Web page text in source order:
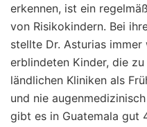
erkennen, ist ein
von Risikokindern. Bei
stellte Dr. Asturias immer
erblindeten Kinder, die
ländlichen Kliniken als
und nie
gibt es in Guatemala gut